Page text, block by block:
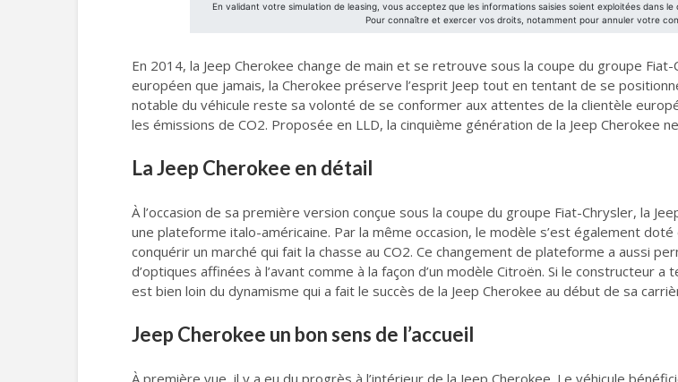
En 2014, la Jeep Cherokee change de main et se retrouve sous la coupe du groupe
européen que jamais, la Cherokee préserve l’esprit Jeep tout en tentant de se
notable du véhicule reste sa volonté de se conformer aux attentes de la clientèle
les émissions de CO2. Proposée en LLD, la cinquième génération de la Jeep Cherokee
La Jeep Cherokee en détail
À l’occasion de sa première version conçue sous la coupe du groupe Fiat-Chrysler, la
une plateforme italo-américaine. Par la même occasion, le modèle s’est également
conquérir un marché qui fait la chasse au CO2. Ce changement de plateforme a aussi
d’optiques affinées à l’avant comme à la façon d’un modèle Citroën. Si le constructeur
est bien loin du dynamisme qui a fait le succès de la Jeep Cherokee au début de sa
Jeep Cherokee un bon sens de l’accueil
À première vue, il y a eu du progrès à l’intérieur de la Jeep Cherokee. Le véhicule